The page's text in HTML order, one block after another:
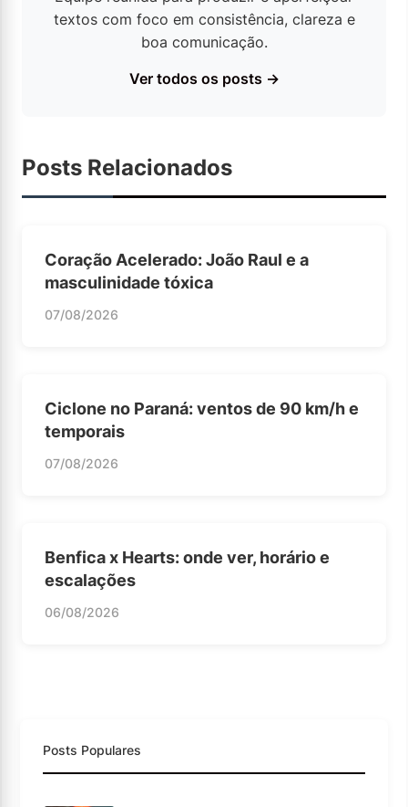
textos com foco em consistência, clareza e
boa comunicação.
Ver todos os posts →
Posts Relacionados
Coração Acelerado: João Raul e a
masculinidade tóxica
07/08/2026
Ciclone no Paraná: ventos de 90 km/h e
temporais
07/08/2026
Benfica x Hearts: onde ver, horário e
escalações
06/08/2026
Posts Populares